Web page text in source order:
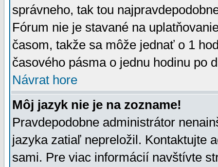
správneho, tak tou
Fórum nie je stavané na
časom, takže sa môže jednať o 1
časového pásma o jednu hodinu po
Návrat hore
Môj jazyk nie je na zozname!
Pravdepodobne administrátor
jazyka zatiaľ nepreložil. Kontaktujte
sami. Pre viac informácií navštívte